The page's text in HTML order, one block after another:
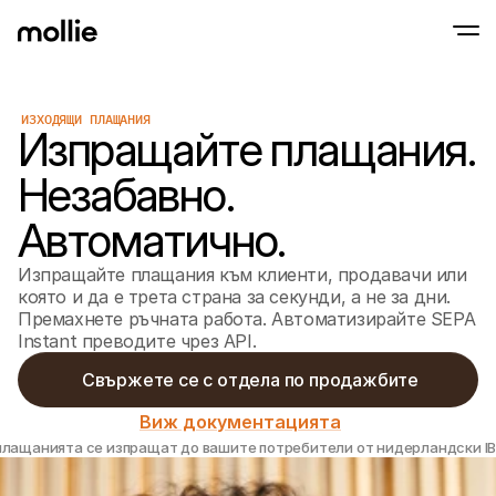
ИЗХОДЯЩИ ПЛАЩАНИЯ
Изпращайте плащания.
Незабавно.
Автоматично.
Изпращайте плащания към клиенти, продавачи или
която и да е трета страна за секунди, а не за дни.
Премахнете ръчната работа. Автоматизирайте SEPA
Instant преводите чрез API.
Свържете се с отдела по продажбите
Виж документацията
се изпращат до вашите потребители от нидерландски
Tap to Pay на iPhone
Приемайте безконтактни плащания
Научете повече
Онлайн плащания
Приемайте и
Предлагайте
оптимизиран за
Повтарящи се
Събиране на
абонаментни
Приемане и риск
Предотвратете
оптимизирайте
За агенции
Научете повече за нашата партньорска програма за
За